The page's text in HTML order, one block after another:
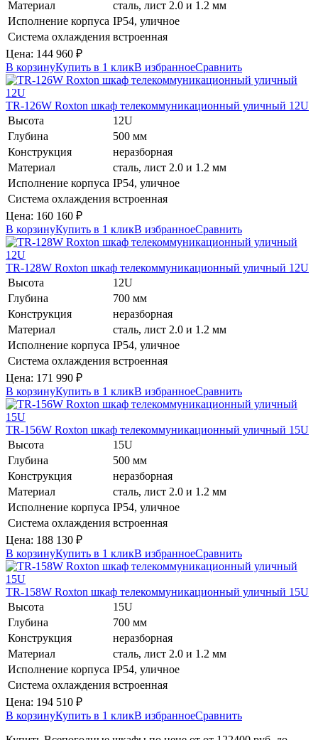
Материал
сталь, лист 2.0 и 1.2 мм
Исполнение корпуса IP54, уличное
Система охлаждения встроенная
Цена: 144 960 ₽
В корзинуКупить в 1 кликВ избранноеСравнить
TR-126W Roxton шкаф телекоммуникационный уличный 12U
Высота
12U
Глубина
500 мм
Конструкция
неразборная
Материал
сталь, лист 2.0 и 1.2 мм
Исполнение корпуса IP54, уличное
Система охлаждения встроенная
Цена: 160 160 ₽
В корзинуКупить в 1 кликВ избранноеСравнить
TR-128W Roxton шкаф телекоммуникационный уличный 12U
Высота
12U
Глубина
700 мм
Конструкция
неразборная
Материал
сталь, лист 2.0 и 1.2 мм
Исполнение корпуса IP54, уличное
Система охлаждения встроенная
Цена: 171 990 ₽
В корзинуКупить в 1 кликВ избранноеСравнить
TR-156W Roxton шкаф телекоммуникационный уличный 15U
Высота
15U
Глубина
500 мм
Конструкция
неразборная
Материал
сталь, лист 2.0 и 1.2 мм
Исполнение корпуса IP54, уличное
Система охлаждения встроенная
Цена: 188 130 ₽
В корзинуКупить в 1 кликВ избранноеСравнить
TR-158W Roxton шкаф телекоммуникационный уличный 15U
Высота
15U
Глубина
700 мм
Конструкция
неразборная
Материал
сталь, лист 2.0 и 1.2 мм
Исполнение корпуса IP54, уличное
Система охлаждения встроенная
Цена: 194 510 ₽
В корзинуКупить в 1 кликВ избранноеСравнить